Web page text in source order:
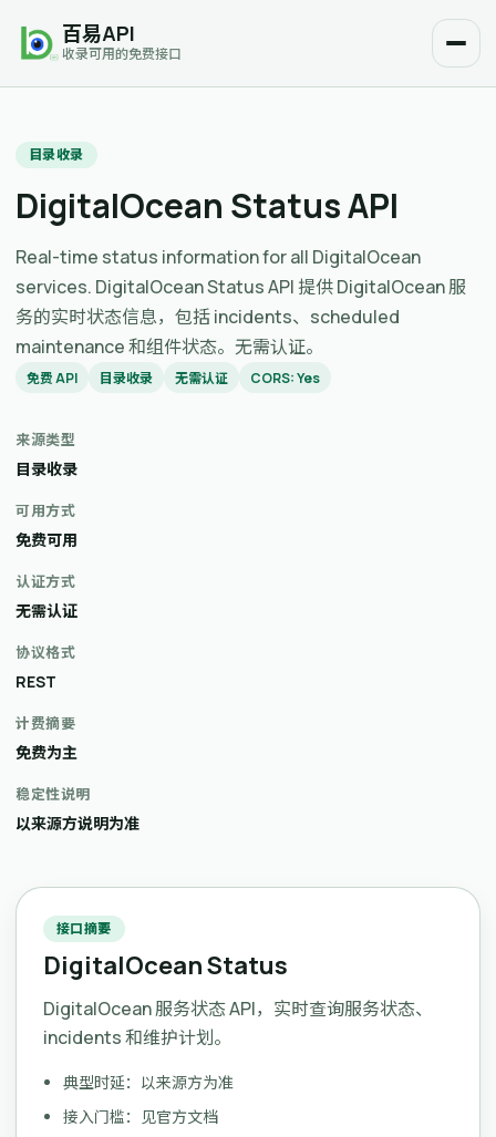
百易API
收录可用的免费接口
目录收录
DigitalOcean Status API
Real-time status information for all DigitalOcean
services. DigitalOcean Status API 提供 DigitalOcean 服
务的实时状态信息，包括 incidents、scheduled
maintenance 和组件状态。无需认证。
免费 API 目录收录 无需认证 CORS: Yes
来源类型
目录收录
可用方式
免费可用
认证方式
无需认证
协议格式
REST
计费摘要
免费为主
稳定性说明
以来源方说明为准
接口摘要
DigitalOcean Status
DigitalOcean 服务状态 API，实时查询服务状态、
incidents 和维护计划。
典型时延：以来源方为准
接入门槛：见官方文档